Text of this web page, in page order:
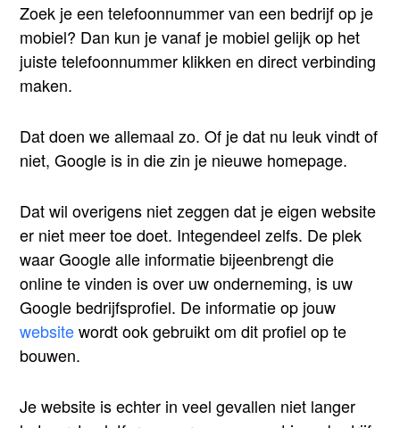
Zoek je een telefoonnummer van een bedrijf op je
mobiel? Dan kun je vanaf je mobiel gelijk op het
juiste telefoonnummer klikken en direct verbinding
maken.
Dat doen we allemaal zo. Of je dat nu leuk vindt of
niet, Google is in die zin je nieuwe homepage.
Dat wil overigens niet zeggen dat je eigen website
er niet meer toe doet. Integendeel zelfs. De plek
waar Google alle informatie bijeenbrengt die
online te vinden is over uw onderneming, is uw
Google bedrijfsprofiel. De informatie op jouw
websitewordt ook gebruikt om dit profiel op te
bouwen.
Je website is echter in veel gevallen niet langer